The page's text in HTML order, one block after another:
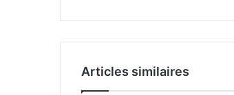
l
Articles similaires